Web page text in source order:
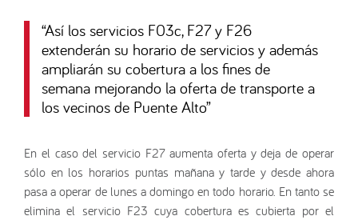
“Así los servicios F03c, F27 y F26
extenderán su horario de servicios y además
ampliarán su cobertura a los fines de
semana mejorando la oferta de transporte a
los vecinos de Puente Alto”
En el caso del servicio F27 aumenta oferta y deja de operar
sólo en los horarios puntas mañana y tarde y desde ahora
pasa a operar de lunes a domingo en todo horario. En tanto se
elimina el servicio F23 cuya cobertura es cubierta por el